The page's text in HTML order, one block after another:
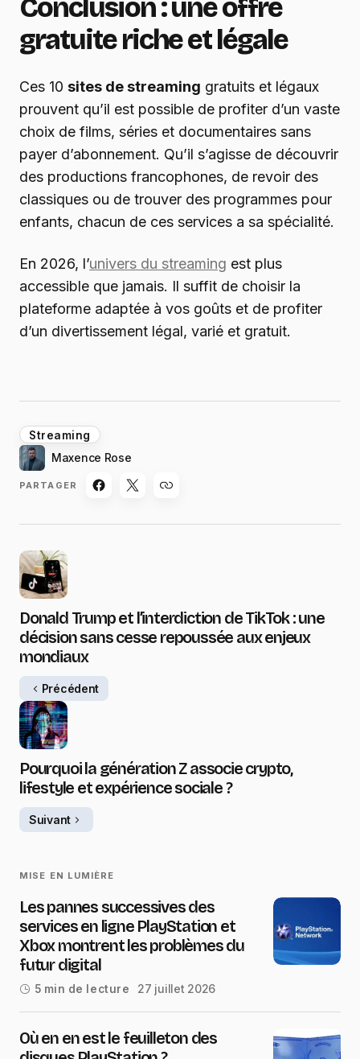
Conclusion : une offre
gratuite riche et légale
Ces 10 sites de streaming gratuits et légaux
prouvent qu’il est possible de profiter d’un vaste
choix de films, séries et documentaires sans
payer d’abonnement. Qu’il s’agisse de découvrir
des productions francophones, de revoir des
classiques ou de trouver des programmes pour
enfants, chacun de ces services a sa spécialité.
En 2026, l’univers du streaming est plus
accessible que jamais. Il suffit de choisir la
plateforme adaptée à vos goûts et de profiter
d’un divertissement légal, varié et gratuit.
Streaming
Maxence Rose
PARTAGER
Donald Trump et l’interdiction de TikTok : une
décision sans cesse repoussée aux enjeux
mondiaux
Précédent
Pourquoi la génération Z associe crypto,
lifestyle et expérience sociale ?
Suivant
MISE EN LUMIÈRE
Les pannes successives des
services en ligne PlayStation et
Xbox montrent les problèmes du
futur digital
5 min de lecture 27 juillet 2026
Où en en est le feuilleton des